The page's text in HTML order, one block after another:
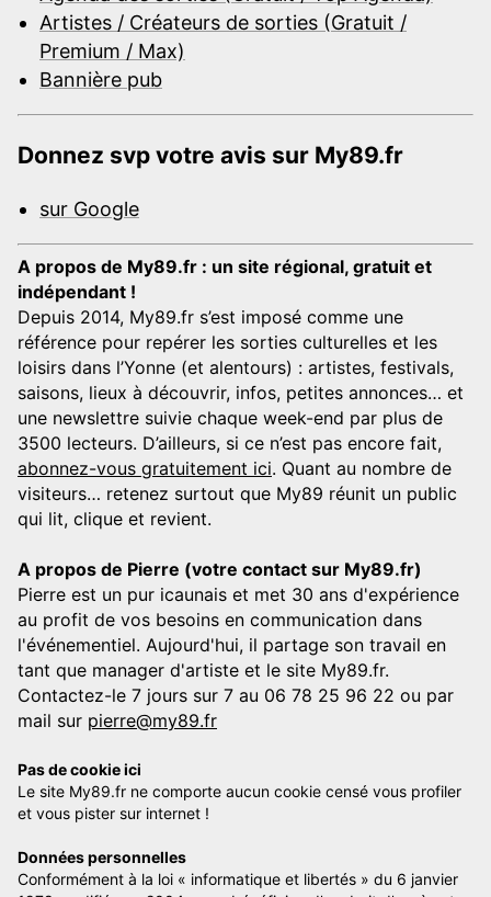
Artistes / Créateurs de sorties (Gratuit /
Premium / Max)
Bannière pub
Donnez svp votre avis sur My89.fr
sur Google
A propos de My89.fr : un site régional, gratuit et
indépendant !
Depuis 2014, My89.fr s’est imposé comme une
référence pour repérer les sorties culturelles et les
loisirs dans l’Yonne (et alentours) : artistes, festivals,
saisons, lieux à découvrir, infos, petites annonces… et
une newslettre suivie chaque week-end par plus de
3500 lecteurs. D’ailleurs, si ce n’est pas encore fait,
abonnez-vous gratuitement ici. Quant au nombre de
visiteurs… retenez surtout que My89 réunit un public
qui lit, clique et revient.
A propos de Pierre (votre contact sur My89.fr)
Pierre est un pur icaunais et met 30 ans d'expérience
au profit de vos besoins en communication dans
l'événementiel. Aujourd'hui, il partage son travail en
tant que manager d'artiste et le site My89.fr.
Contactez-le 7 jours sur 7 au 06 78 25 96 22 ou par
mail sur pierre@my89.fr
Pas de cookie ici
Le site My89.fr ne comporte aucun cookie censé vous profiler
et vous pister sur internet !
Données personnelles
Conformément à la loi « informatique et libertés » du 6 janvier